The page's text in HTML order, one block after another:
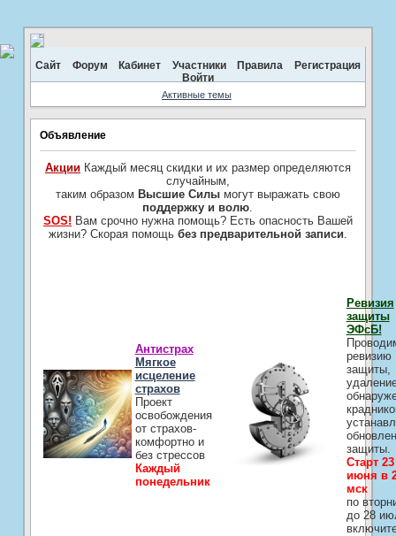
Сайт Форум Кабинет Участники Правила
Регистрация
Войти
Активные темы
Объявление
АкцииКаждый месяц скидки и их размер определяются
случайным,
таким образом Высшие Силымогут выражать свою
поддержку и волю
SOS! Вам срочно нужна помощь? Есть опасность Вашей
жизни? Скорая помощь без предварительной записи
Антистрах
Мягкое
исцеление
страхов
Проект
освобождения
от страхов-
комфортно и
без стрессов
Каждый
понедельник
Ревизия
защиты
ЭФсБ!
ревизию
защиты,
защиты.
Старт 23
июня в
мск
по
до 28